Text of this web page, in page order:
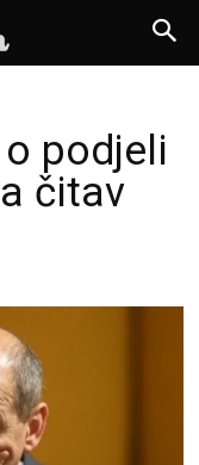
podjeli
čitav